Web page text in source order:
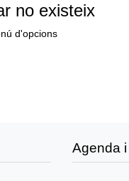
no existeix
d'opcions
Agenda